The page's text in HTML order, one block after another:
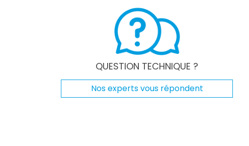
QUESTION TECHNIQUE ?
Nos experts vous répondent